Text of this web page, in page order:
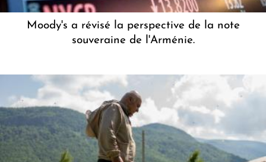
Moody's a révisé la perspective de la note
souveraine de l'Arménie.